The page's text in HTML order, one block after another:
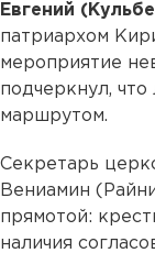
Евгений
патриархом
мероприятие
подчеркнул,
маршрутом.
Секретарь
Вениамин
прямотой:
наличия